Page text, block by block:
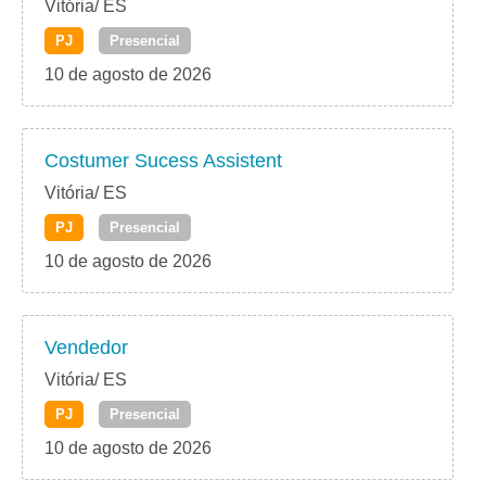
Vitória/ ES
PJ Presencial
10 de agosto de 2026
Costumer Sucess Assistent
Vitória/ ES
PJ Presencial
10 de agosto de 2026
Vendedor
Vitória/ ES
PJ Presencial
10 de agosto de 2026